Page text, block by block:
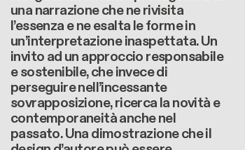
una narrazione che ne rivisita
l’essenza e ne esalta le forme in
un’interpretazione inaspettata. Un
invito ad un approccio responsabile
e sostenibile, che invece di
perseguire nell’incessante
sovrapposizione, ricerca la novità e
contemporaneità anche nel
passato. Una dimostrazione che il